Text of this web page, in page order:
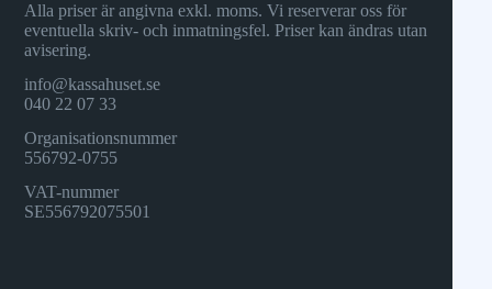
Alla priser är angivna exkl. moms. Vi reserverar oss för
eventuella skriv- och inmatningsfel. Priser kan ändras utan
avisering.
info@kassahuset.se
040 22 07 33
Organisationsnummer
556792-0755
VAT-nummer
SE556792075501